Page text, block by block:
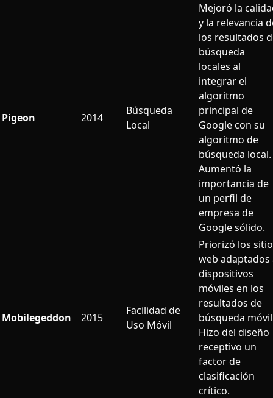
Pigeon 2014
Búsqueda
Local
Mejoró la
y la relevancia
los resultados
búsqueda
locales al
integrar el
algoritmo
principal de
Google con su
algoritmo de
búsqueda local.
Aumentó la
importancia de
un perfil de
empresa de
Google sólido.
Mobilegeddon 2015
Facilidad de
Uso Móvil
Priorizó los
web adaptados
dispositivos
móviles en los
resultados de
búsqueda
Hizo del diseño
receptivo un
factor de
clasificación
crítico.